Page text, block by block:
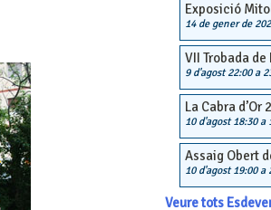
Exposició
14 de gener de
VII Trobada
9 d'agost 22:00a
La Cabra d’Or
10 d'agost 18:30a
Assaig Obert
10 d'agost 19:00a
Veure tots